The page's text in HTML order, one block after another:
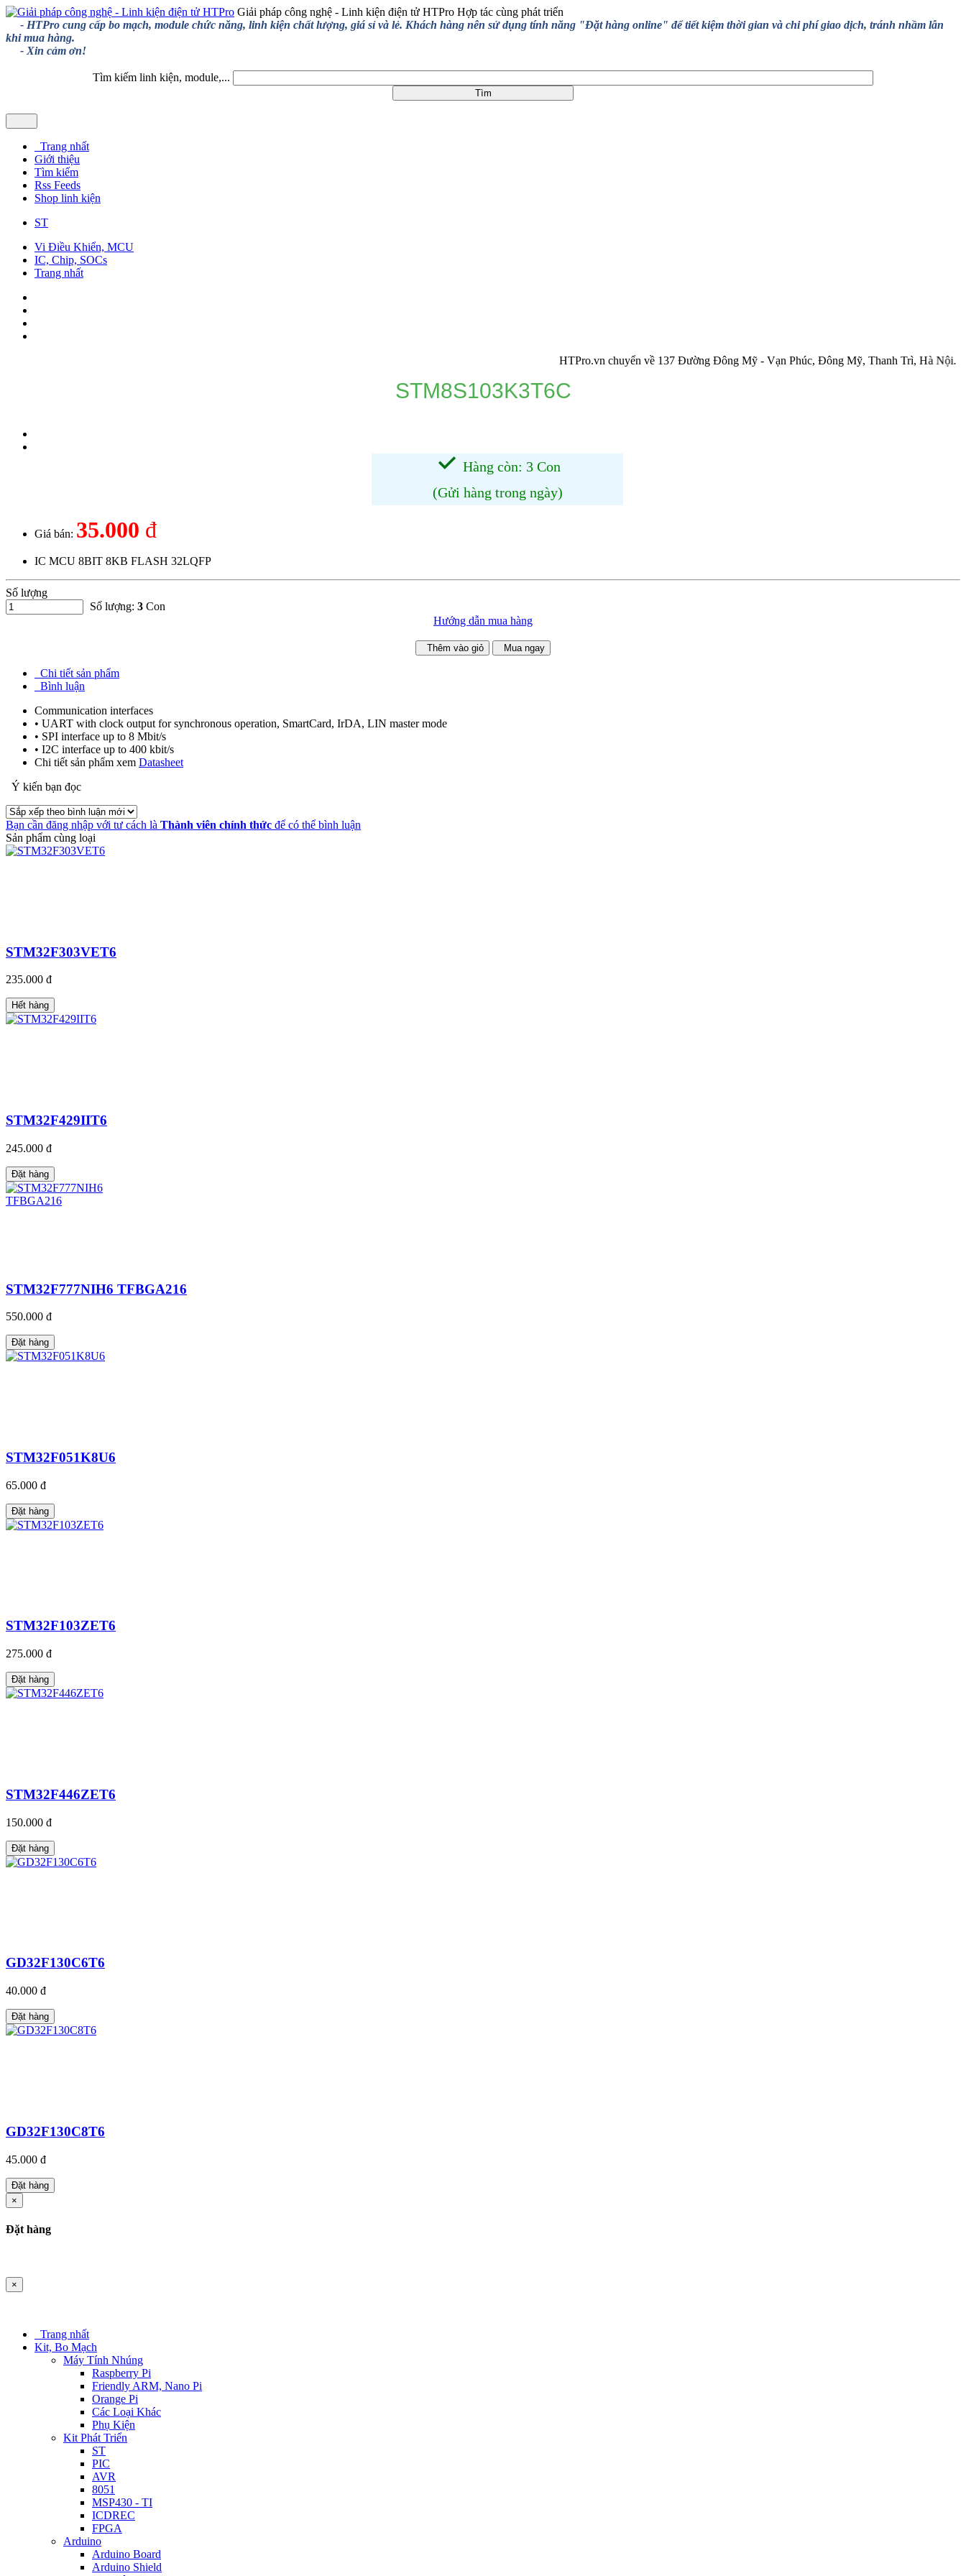
Giải pháp công nghệ - Linh kiện điện tử HTPro Hợp tác cùng phát triển
- HTPro cung cấp bo mạch, module chức năng, linh kiện chất lượng, giá sỉ và lẻ. Khách hàng nên sử dụng tính năng "Đặt hàng online" để tiết kiệm thời gian và chi phí giao dịch, tránh nhầm lẫn
khi mua hàng.
- Xin cảm ơn!
Tìm kiếm linh kiện, module,...
Trang nhất
Giới thiệu
Tìm kiếm
Rss Feeds
Shop linh kiện
ST
Vi Điều Khiển, MCU
IC, Chip, SOCs
Trang nhất
HTPro.vn chuyển về 137 Đường Đông Mỹ - Vạn Phúc, Đông Mỹ, Thanh Trì, Hà Nội.
STM8S103K3T6C
Hàng còn: 3 Con
(Gửi hàng trong ngày)
Giá bán: 35.000 đ
IC MCU 8BIT 8KB FLASH 32LQFP
Số lượng
Số lượng: 3 Con
Hướng dẫn mua hàng
Thêm vào giỏ Mua ngay
Chi tiết sản phẩm
Bình luận
Communication interfaces
• UART with clock output for synchronous operation, SmartCard, IrDA, LIN master mode
• SPI interface up to 8 Mbit/s
• I2C interface up to 400 kbit/s
Chi tiết sản phẩm xem Datasheet
Ý kiến bạn đọc
Bạn cần đăng nhập với tư cách là Thành viên chính thức để có thể bình luận
Sản phẩm cùng loại
STM32F303VET6
235.000 đ
Hết hàng
STM32F429IIT6
245.000 đ
Đặt hàng
STM32F777NIH6 TFBGA216
550.000 đ
Đặt hàng
STM32F051K8U6
65.000 đ
Đặt hàng
STM32F103ZET6
275.000 đ
Đặt hàng
STM32F446ZET6
150.000 đ
Đặt hàng
GD32F130C6T6
40.000 đ
Đặt hàng
GD32F130C8T6
45.000 đ
Đặt hàng
×
Đặt hàng
×
Trang nhất
Kit, Bo Mạch
Máy Tính Nhúng
Raspberry Pi
Friendly ARM, Nano Pi
Orange Pi
Các Loại Khác
Phụ Kiện
Kit Phát Triển
ST
PIC
AVR
8051
MSP430 - TI
ICDREC
FPGA
Arduino
Arduino Board
Arduino Shield